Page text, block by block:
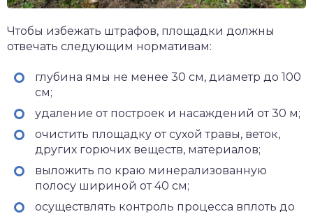
Чтобы избежать штрафов, площадки должны
отвечать следующим нормативам:
глубина ямы не менее 30 см, диаметр до 100
см;
удаление от построек и насаждений от 30 м;
очистить площадку от сухой травы, веток,
других горючих веществ, материалов;
выложить по краю минерализованную
полосу шириной от 40 см;
осуществлять контроль процесса вплоть до